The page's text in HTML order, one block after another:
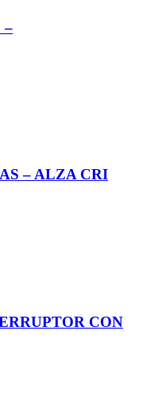
–
– ALZA CRI
CON